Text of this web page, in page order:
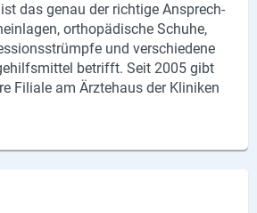
das genau der rich­ti­ge An­sprech­
or­tho­pä­di­sche Schu­he,
und ver­schie­de­ne
be­trifft. Seit 2005 gibt
Fi­lia­le am Ärz­te­haus der Kli­ni­ken